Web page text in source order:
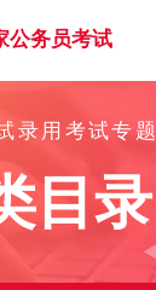
公务员考试
录用考试专题
目录